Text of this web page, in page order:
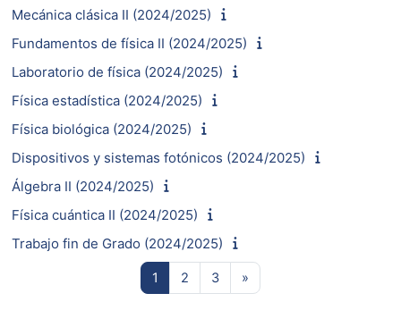
Mecánica clásica II (2024/2025)
Fundamentos de física II (2024/2025)
Laboratorio de física (2024/2025)
Física estadística (2024/2025)
Física biológica (2024/2025)
Dispositivos y sistemas fotónicos (2024/2025)
Álgebra II (2024/2025)
Física cuántica II (2024/2025)
Trabajo fin de Grado (2024/2025)
1 1. orria
2 2. orria
33. orria
»